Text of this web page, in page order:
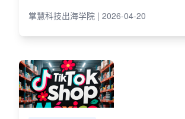
掌慧科技出海学院 | 2026-04-20